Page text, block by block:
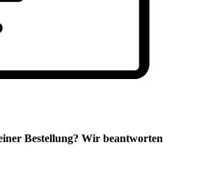
Bestellung? Wir beantworten